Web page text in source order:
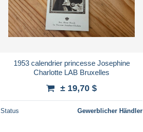
1953 calendrier princesse Josephine
Charlotte LAB Bruxelles
± 19,70 $
Status Gewerblicher Händler